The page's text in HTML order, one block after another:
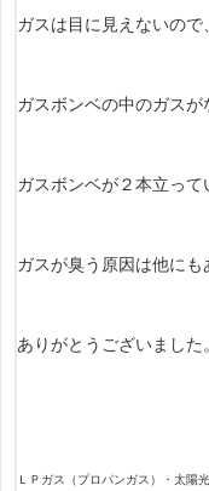
ガスは目に見えないので
ガスボンベの中のガス
ガスボンベが２本立っ
ガスが臭う原因は他にも
ありがとうございました。
ＬＰガス（プロパンガス）・太陽